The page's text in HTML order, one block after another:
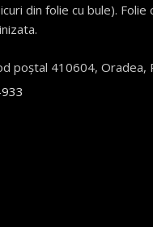
din folie cu bule). Folie
poștal 410604, Oradea,